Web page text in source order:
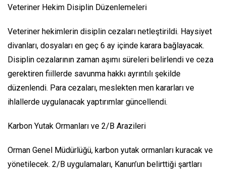
Veteriner Hekim Disiplin Düzenlemeleri
Veteriner hekimlerin disiplin cezaları netleştirildi. Haysiyet
divanları, dosyaları en geç 6 ay içinde karara bağlayacak.
Disiplin cezalarının zaman aşımı süreleri belirlendi ve ceza
gerektiren fiillerde savunma hakkı ayrıntılı şekilde
düzenlendi. Para cezaları, meslekten men kararları ve
ihlallerde uygulanacak yaptırımlar güncellendi.
Karbon Yutak Ormanları ve 2/B Arazileri
Orman Genel Müdürlüğü, karbon yutak ormanları kuracak ve
yönetilecek. 2/B uygulamaları, Kanun’un belirttiği şartları